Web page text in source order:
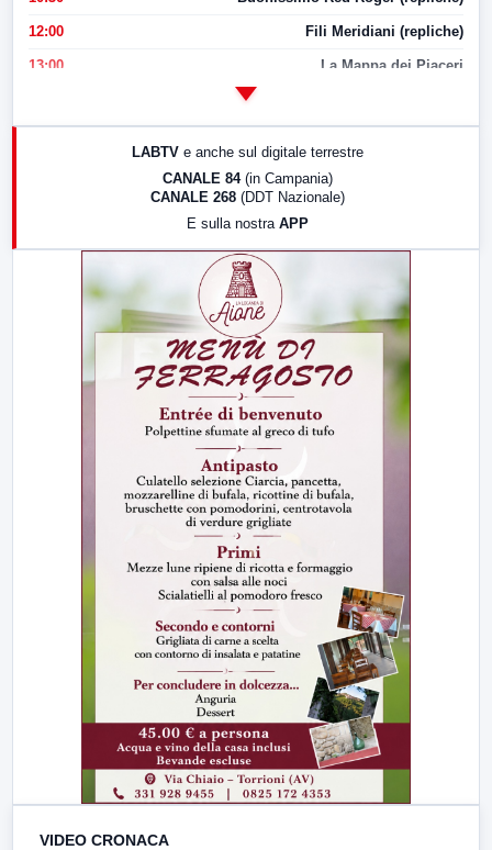
12:00 Fili Meridiani (repliche)
13:00 La Mappa dei Piaceri
LABTV e anche sul digitale terrestre
CANALE 84 (in Campania)
CANALE 268 (DDT Nazionale)
E sulla nostra APP
VIDEO CRONACA